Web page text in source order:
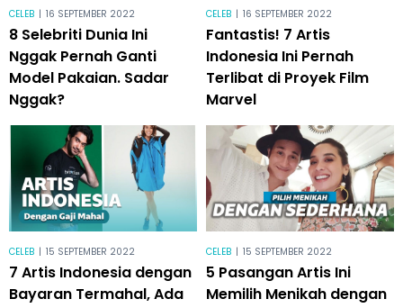
CELEB | 16 SEPTEMBER 2022
8 Selebriti Dunia Ini
Nggak Pernah Ganti
Model Pakaian. Sadar
Nggak?
CELEB | 16 SEPTEMBER 2022
Fantastis! 7 Artis
Indonesia Ini Pernah
Terlibat di Proyek Film
Marvel
CELEB | 15 SEPTEMBER 2022
7 Artis Indonesia dengan
Bayaran Termahal, Ada
CELEB | 15 SEPTEMBER 2022
5 Pasangan Artis Ini
Memilih Menikah dengan